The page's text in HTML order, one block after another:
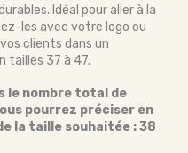
Idéal pour aller à la
les avec votre logo ou
clients dans un
tailles 37 à 47.
le nombre total de
pourrez préciser en
la taille souhaitée : 38